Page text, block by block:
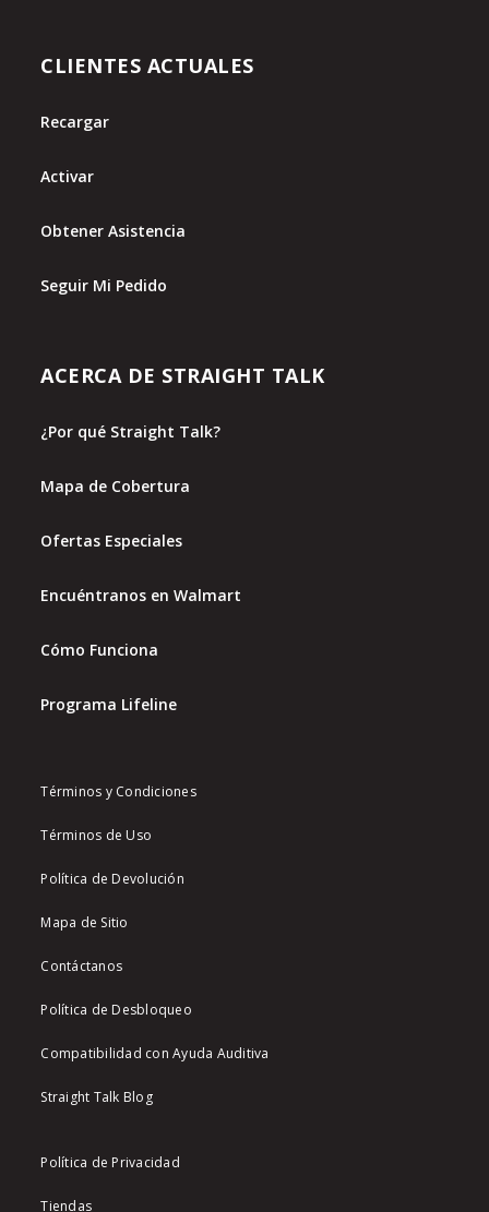
CLIENTES ACTUALES
Recargar
Activar
Obtener Asistencia
Seguir Mi Pedido
ACERCA DE STRAIGHT TALK
¿Por qué Straight Talk?
Mapa de Cobertura
Ofertas Especiales
Encuéntranos en Walmart
Cómo Funciona
Programa Lifeline
Términos y Condiciones
Términos de Uso
Política de Devolución
Mapa de Sitio
Contáctanos
Política de Desbloqueo
Compatibilidad con Ayuda Auditiva
Straight Talk Blog
Política de Privacidad
Tiendas